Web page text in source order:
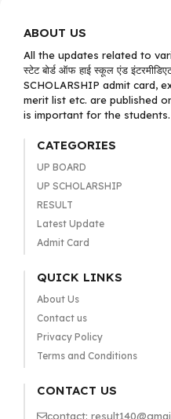
ABOUT US
All the updates related to
स्टेट बोर्ड ऑफ हाई स्कूल एंड
SCHOLARSHIP admit card,
merit list etc. are published
is important for the students.
CATEGORIES
UP BOARD
UP SCHOLARSHIP
RESULT
Latest Update
Admit Card
QUICK LINKS
About Us
Contact us
Privacy Policy
Terms and Conditions
CONTACT US
contact: